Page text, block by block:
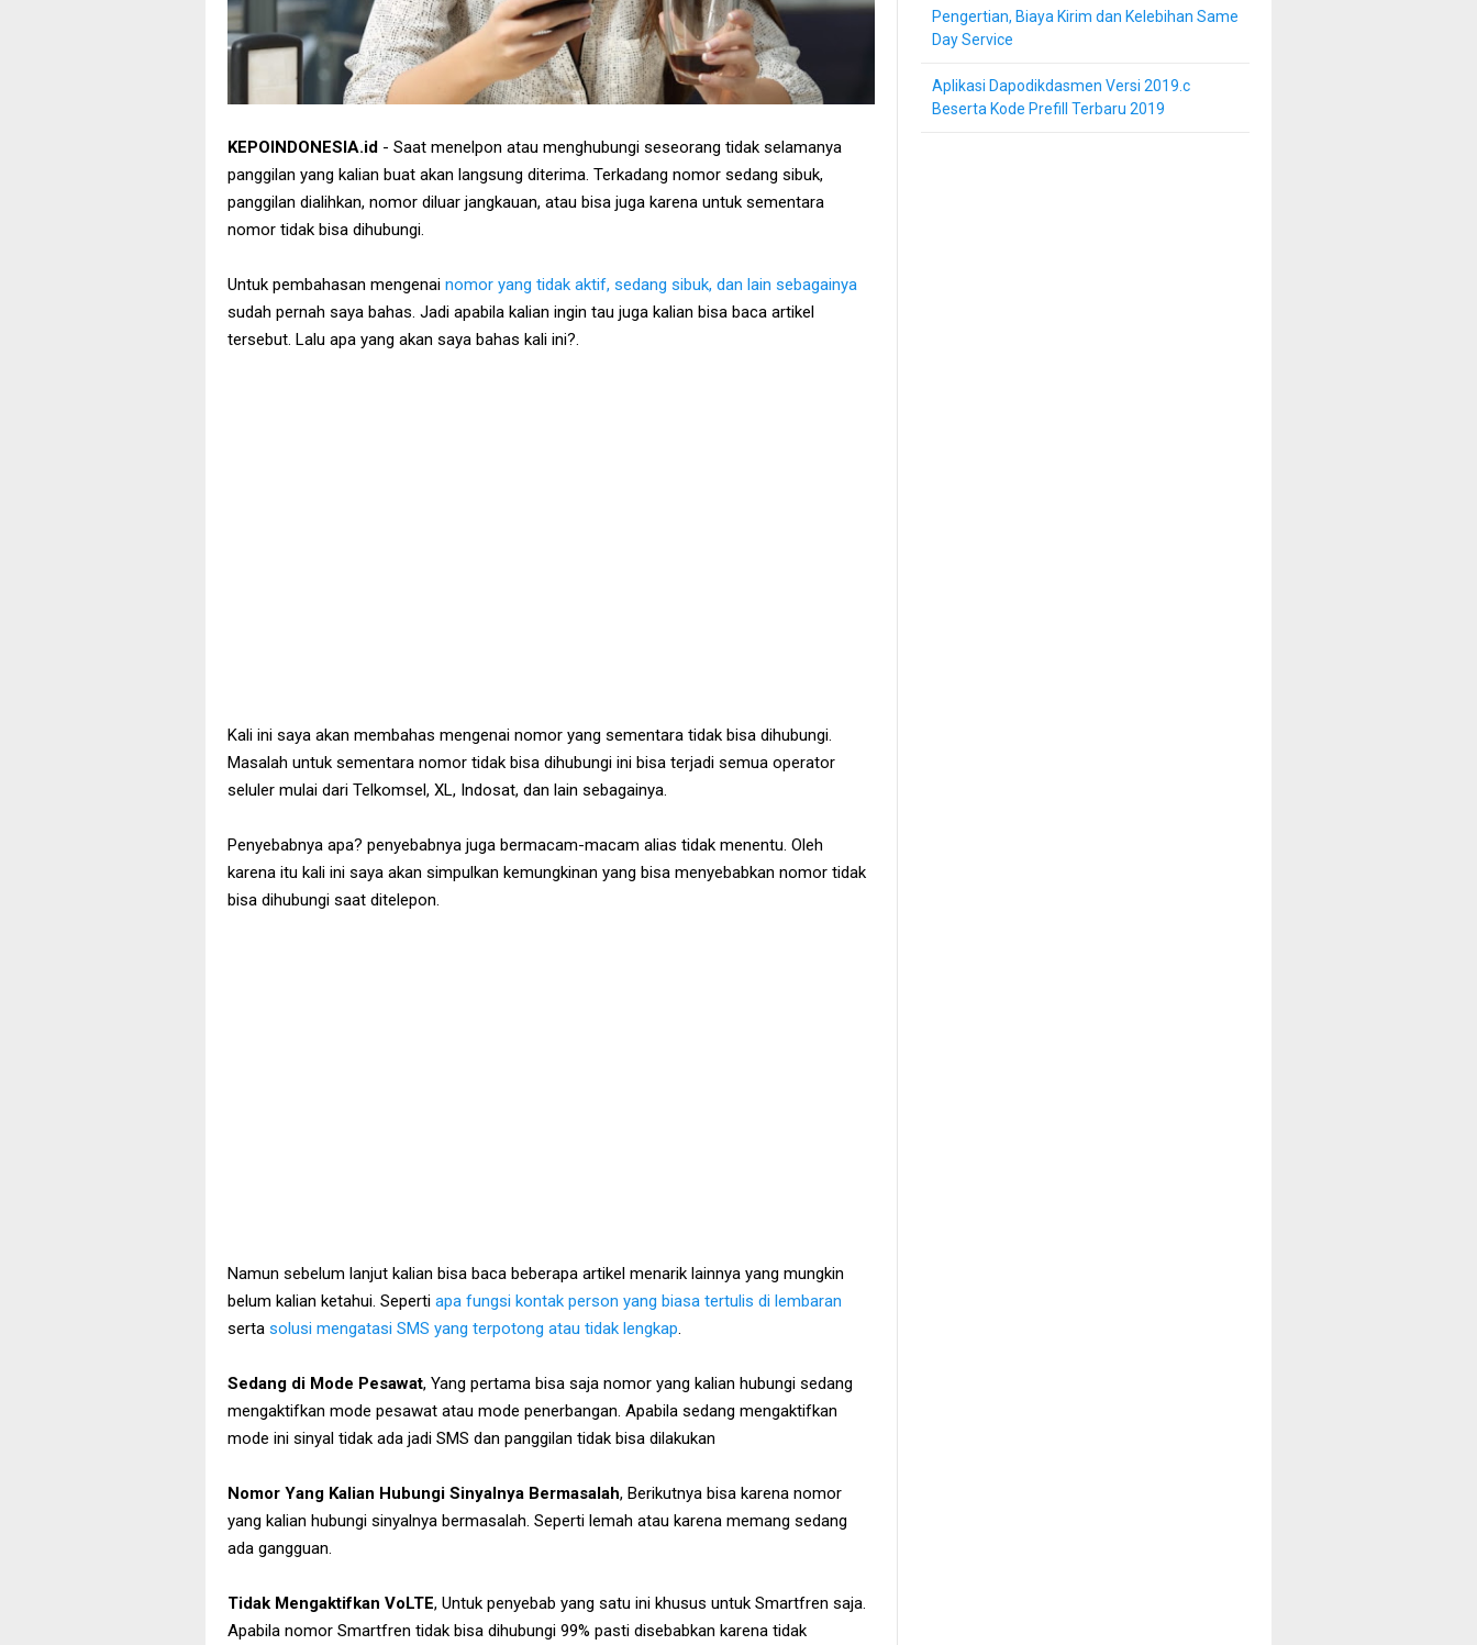
KEPOINDONESIA.id - Saat menelpon atau menghubungi seseorang tidak selamanya
panggilan yang kalian buat akan langsung diterima. Terkadang nomor sedang sibuk,
panggilan dialihkan, nomor diluar jangkauan, atau bisa juga karena untuk sementara
nomor tidak bisa dihubungi.
Untuk pembahasan mengenai nomor yang tidak aktif, sedang sibuk, dan lain sebagainya
sudah pernah saya bahas. Jadi apabila kalian ingin tau juga kalian bisa baca artikel
tersebut. Lalu apa yang akan saya bahas kali ini?.
Kali ini saya akan membahas mengenai nomor yang sementara tidak bisa dihubungi.
Masalah untuk sementara nomor tidak bisa dihubungi ini bisa terjadi semua operator
seluler mulai dari Telkomsel, XL, Indosat, dan lain sebagainya.
Penyebabnya apa? penyebabnya juga bermacam-macam alias tidak menentu. Oleh
karena itu kali ini saya akan simpulkan kemungkinan yang bisa menyebabkan nomor tidak
bisa dihubungi saat ditelepon.
Namun sebelum lanjut kalian bisa baca beberapa artikel menarik lainnya yang mungkin
belum kalian ketahui. Seperti apa fungsi kontak person yang biasa tertulis di lembaran
serta solusi mengatasi SMS yang terpotong atau tidak lengkap.
Sedang di Mode Pesawat, Yang pertama bisa saja nomor yang kalian hubungi sedang
mengaktifkan mode pesawat atau mode penerbangan. Apabila sedang mengaktifkan
mode ini sinyal tidak ada jadi SMS dan panggilan tidak bisa dilakukan
Nomor Yang Kalian Hubungi Sinyalnya Bermasalah, Berikutnya bisa karena nomor
yang kalian hubungi sinyalnya bermasalah. Seperti lemah atau karena memang sedang
ada gangguan.
Tidak Mengaktifkan VoLTE, Untuk penyebab yang satu ini khusus untuk Smartfren saja.
Apabila nomor Smartfren tidak bisa dihubungi 99% pasti disebabkan karena tidak
Pengertian, Biaya Kirim dan Kelebihan Same
Day Service
Aplikasi Dapodikdasmen Versi 2019.c
Beserta Kode Prefill Terbaru 2019